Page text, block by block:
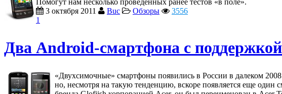
3 октября 2011
Buc Обзоры
3556
1
Два Android-смартфона с
«Двухсимочные» смартфоны появились в России в далеком
но, несмотря на такую тенденцию, вскоре появляется еще